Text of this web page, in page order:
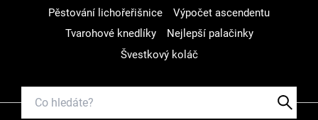
Pěstování lichořeřišnice
Výpočet ascendentu
Tvarohové knedlíky
Nejlepší palačinky
Švestkový koláč